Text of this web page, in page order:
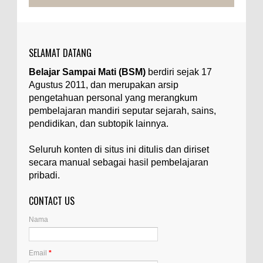
Apa yang Disebut Badan Golgi?
Ilustrasi/utakatikotak.com Badan Golgi (disebut
pula aparatus Golgi, kompleks Golgi, atau
diktiosom) adalah organel yang dikaitkan
denga...
Apakah UFO Benar-benar Ada?
Ilustrasi/istimewa Sebagian orang percaya UFO
UFO benar-benar tidak ada. Manakah yang
benar...
juga dikenal sebagai "jagung permata kaca",
adalah varietas unik dari tanaman jagung...
SELAMAT DATANG
Belajar Sampai Mati (BSM) berdiri sejak 17
Agustus 2011, dan merupakan arsip
pengetahuan personal yang merangkum
pembelajaran mandiri seputar sejarah, sains,
pendidikan, dan subtopik lainnya.
Seluruh konten di situs ini ditulis dan diriset
secara manual sebagai hasil pembelajaran
pribadi.
CONTACT US
Nama
Email *